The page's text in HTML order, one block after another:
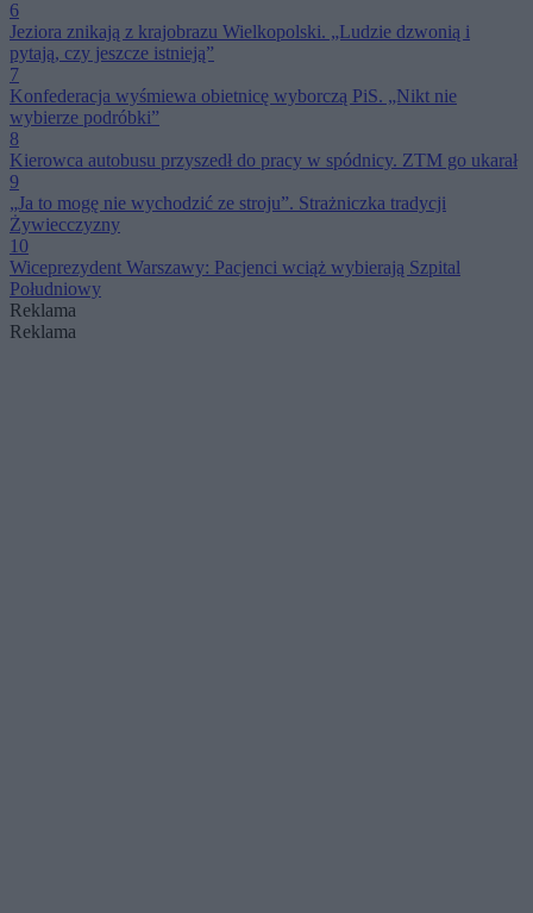
6
Jeziora znikają z krajobrazu Wielkopolski. „Ludzie dzwonią i
pytają, czy jeszcze istnieją”
7
Konfederacja wyśmiewa obietnicę wyborczą PiS. „Nikt nie
wybierze podróbki”
8
Kierowca autobusu przyszedł do pracy w spódnicy. ZTM go ukarał
9
„Ja to mogę nie wychodzić ze stroju”. Strażniczka tradycji
Żywiecczyzny
10
Wiceprezydent Warszawy: Pacjenci wciąż wybierają Szpital
Południowy
Reklama
Reklama